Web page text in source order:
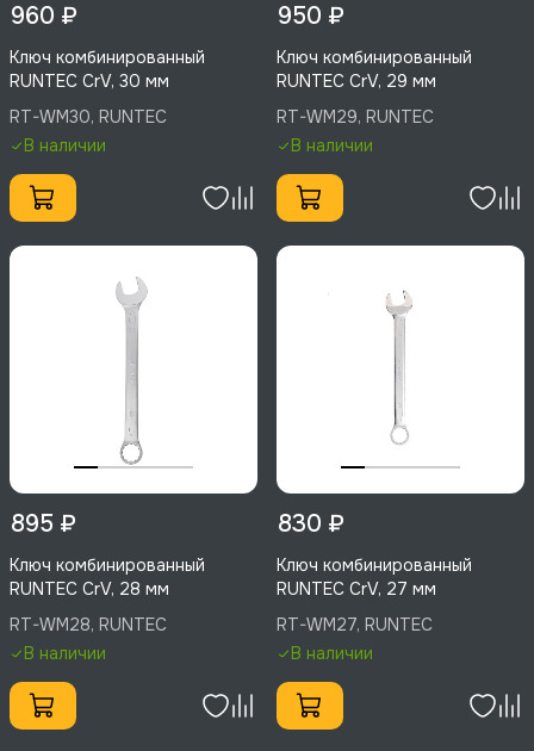
960 ₽
Ключ комбинированный
RUNTEC CrV, 30 мм
RT-WM30, RUNTEC
В наличии
950 ₽
Ключ комбинированный
RUNTEC CrV, 29 мм
RT-WM29, RUNTEC
В наличии
895 ₽
Ключ комбинированный
RUNTEC CrV, 28 мм
RT-WM28, RUNTEC
В наличии
830 ₽
Ключ комбинированный
RUNTEC CrV, 27 мм
RT-WM27, RUNTEC
В наличии